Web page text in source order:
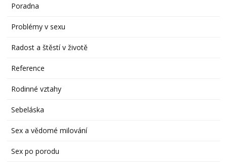
Poradna
Problémy v sexu
Radost a štěstí v životě
Reference
Rodinné vztahy
Sebeláska
Sex a vědomé milování
Sex po porodu